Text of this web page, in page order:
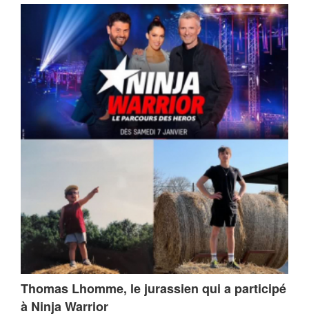
Thomas Lhomme, le jurassien qui a participé
à Ninja Warrior